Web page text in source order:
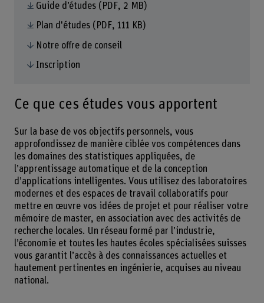
Ce que ces études vous apportent
Sur la base de vos objectifs personnels, vous
approfondissez de manière ciblée vos compétences dans
les domaines des statistiques appliquées, de
l’apprentissage automatique et de la conception
d’applications intelligentes. Vous utilisez des laboratoires
modernes et des espaces de travail collaboratifs pour
mettre en œuvre vos idées de projet et pour réaliser votre
mémoire de master, en association avec des activités de
recherche locales. Un réseau formé par l’industrie,
l’économie et toutes les hautes écoles spécialisées suisses
vous garantit l’accès à des connaissances actuelles et
hautement pertinentes en ingénierie, acquises au niveau
national.
Guide d’études (PDF, 2 MB)
Plan d'études (PDF, 111 KB)
Notre offre de conseil
Inscription